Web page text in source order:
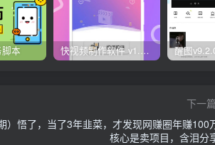
本 快视频制作软件 v1.1.1安卓版
下一
）悟了，当了3年韭菜，才发现网赚圈年赚100
核心是卖项目，含泪分